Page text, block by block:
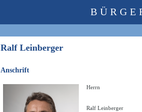
Ralf Leinberger
Anschrift
Herrn
Ralf Leinberger